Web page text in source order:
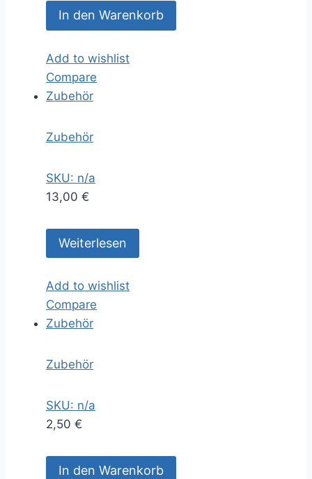
In den Warenkorb
Add to wishlist
Compare
Zubehör
Zubehör
SKU: n/a
13,00 €
Weiterlesen
Add to wishlist
Compare
Zubehör
Zubehör
SKU: n/a
2,50 €
In den Warenkorb